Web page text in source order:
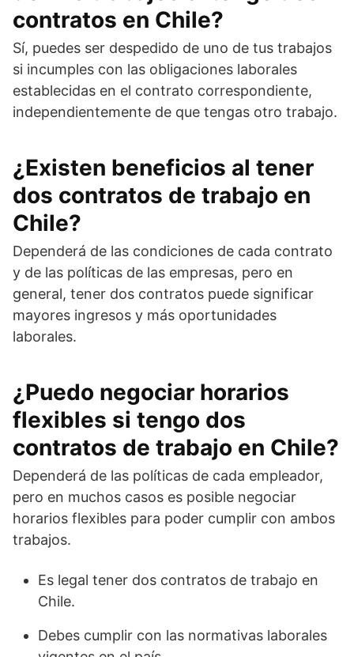
contratos en Chile?
Sí, puedes ser despedido de uno de tus trabajos
si incumples con las obligaciones laborales
establecidas en el contrato correspondiente,
independientemente de que tengas otro trabajo.
¿Existen beneficios al tener
dos contratos de trabajo en
Chile?
Dependerá de las condiciones de cada contrato
y de las políticas de las empresas, pero en
general, tener dos contratos puede significar
mayores ingresos y más oportunidades
laborales.
¿Puedo negociar horarios
flexibles si tengo dos
contratos de trabajo en Chile?
Dependerá de las políticas de cada empleador,
pero en muchos casos es posible negociar
horarios flexibles para poder cumplir con ambos
trabajos.
Es legal tener dos contratos de trabajo en
Chile.
Debes cumplir con las normativas laborales